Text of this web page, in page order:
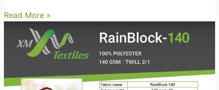
XM
zaktualizowany
certyfikat
100
Read More »